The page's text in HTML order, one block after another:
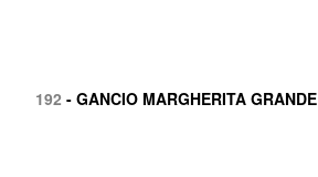
192 - GANCIO MARGHERITA GRANDE